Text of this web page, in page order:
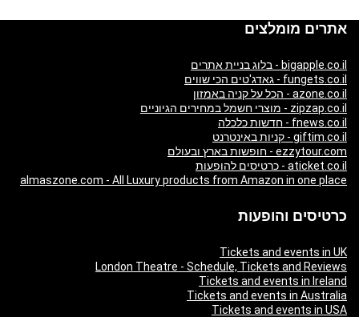
אתרים מומלצים
bigapple.co.il - בלוג בניית אתרים
fungets.co.il - גאדג'טים הכי שווים
azone.co.il - הכל על קניה באמזון
zipzap.co.il - מוצרי חשמל במחירים הגיוניים
fnews.co.il - חדשות כלכלה
giftim.co.il - קניות באינטרנט
ezzytour.com - חופשות בארץ ובעולם
aticket.co.il - כרטיסים להופעות
almaszone.com - All Luxury products from Amazon in one place
כרטיסים והופעות
Tickets and events in UK
London Theatre - Schedule, Tickets and Reviews
Tickets and events in Ireland
Tickets and events in Australia
Tickets and events in USA